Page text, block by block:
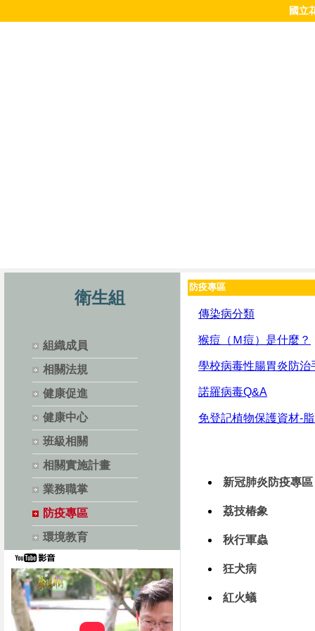
國立
衛生組
組織成員
相關法規
健康促進
健康中心
班級相關
相關實施計畫
業務職掌
防疫專區
環境教育
防疫專區
傳染病分類
猴痘（Ｍ痘）是什麼？
學校病毒性腸胃炎防治
諾羅病毒Q&A
免登記植物保護資材-
新冠肺炎防疫專區
荔技椿象
秋行軍蟲
狂犬病
紅火蟻